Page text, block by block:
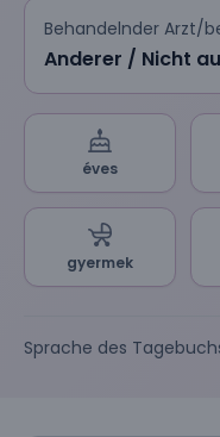
Behandelnder Arzt/
Anderer / Nicht
éves
gyermek
Sprache des